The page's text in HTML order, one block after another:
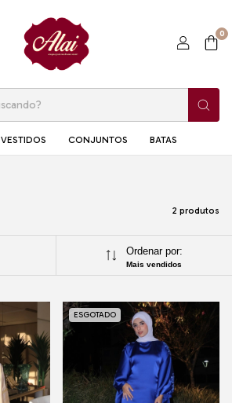
0
VESTIDOS CONJUNTOS BATAS
2 produtos
Ordenar por:
Mais vendidos
ESGOTADO